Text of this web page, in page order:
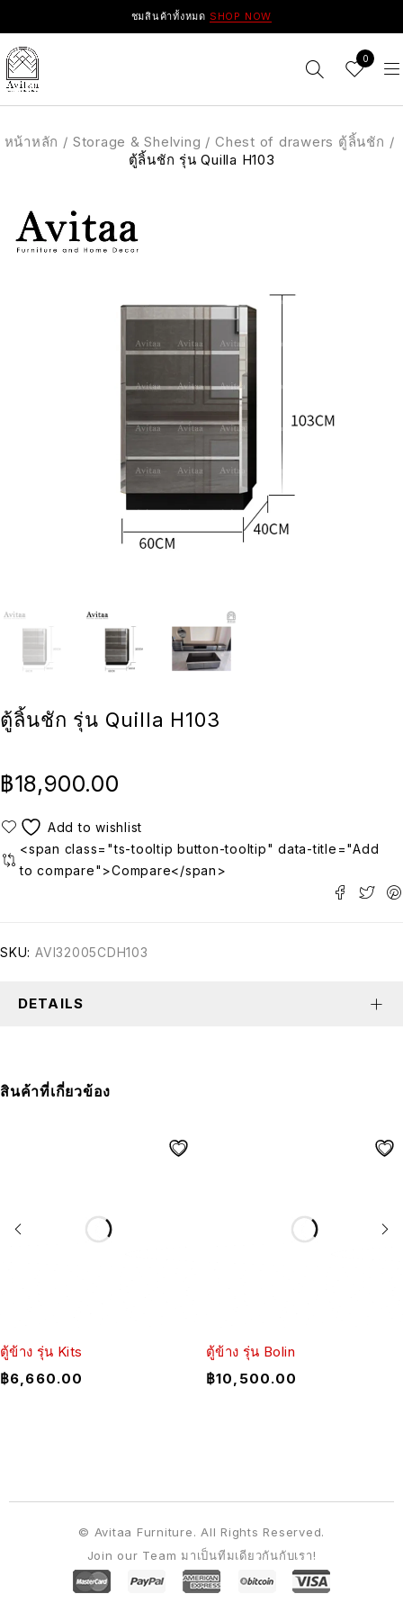
ชมสินค้าทั้งหมด SHOP NOW
0
หน้าหลัก / Storage & Shelving / Chest of drawers ตู้ลิ้นชัก /
ตู้ลิ้นชัก รุ่น Quilla H103
ตู้ลิ้นชัก รุ่น Quilla H103
฿18,900.00
<span class="ts-tooltip button-tooltip" data-title="Add
to compare">Compare</span>
SKU: AVI32005CDH103
DETAILS
สินค้าที่เกี่ยวข้อง
ตู้ข้าง รุ่น Kits
฿6,660.00
ตู้ข้าง รุ่น Bolin
฿10,500.00
Join our Team มาเป็นทีมเดียวกันกับเรา!
© Avitaa Furniture. All Rights Reserved.